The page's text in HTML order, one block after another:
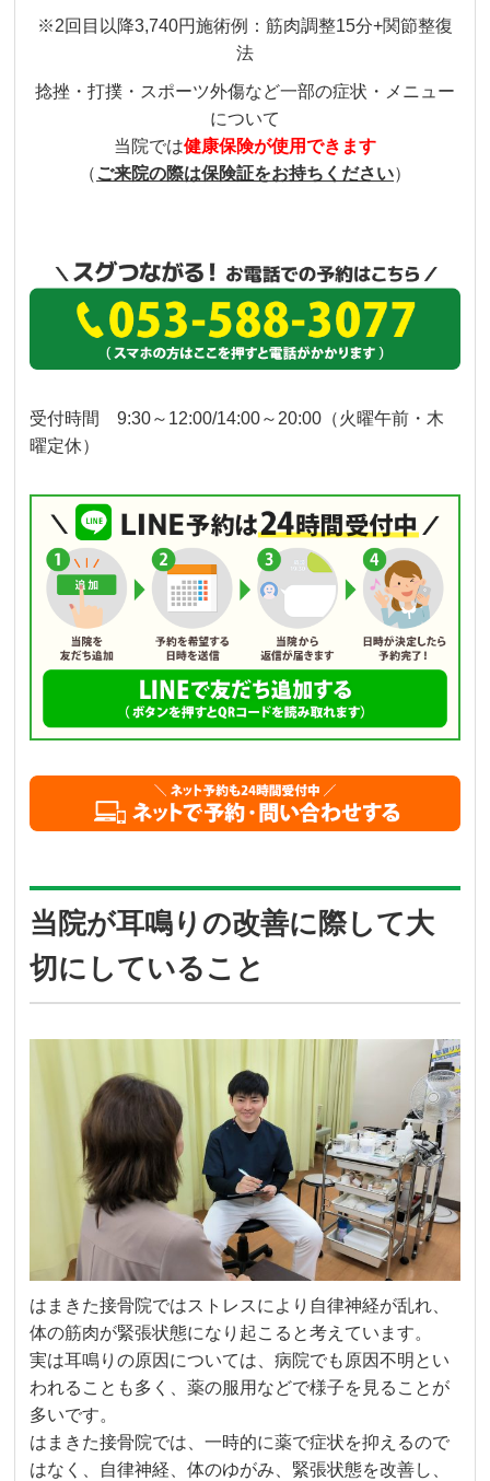
※2回目以降3,740円施術例：筋肉調整15分+関節整復
法
捻挫・打撲・スポーツ外傷など一部の症状・メニュー
について
当院では健康保険が使用できます
（ ご来院の際は保険証をお持ちください）
受付時間 9:30～12:00/14:00～20:00（火曜午前・木
曜定休）
当院が耳鳴りの改善に際して大
切にしていること
はまきた接骨院ではストレスにより自律神経が乱れ、
体の筋肉が緊張状態になり起こると考えています。
実は耳鳴りの原因については、病院でも原因不明とい
われることも多く、薬の服用などで様子を見ることが
多いです。
はまきた接骨院では、一時的に薬で症状を抑えるので
はなく、自律神経、体のゆがみ、緊張状態を改善し、